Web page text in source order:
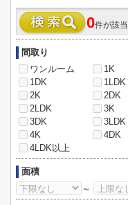
0件が該当
間取り
ワンルーム
1K
1DK
1LDK
2K
2DK
2LDK
3K
3DK
3LDK
4K
4DK
4LDK以上
面積
～